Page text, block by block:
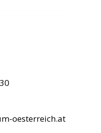
oesterreich.at